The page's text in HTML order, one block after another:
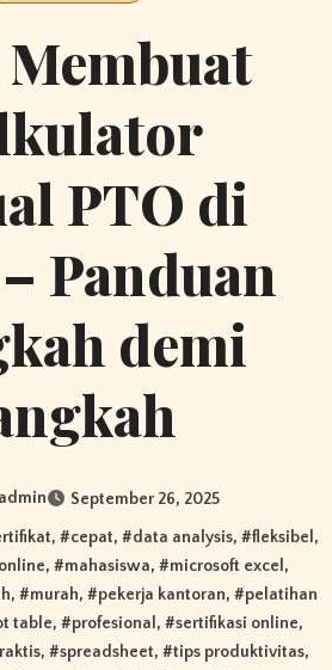
PTO di
Panduan
demi
admin September 26, 2025
, #cepat, #data analysis, #fleksibel,
, #mahasiswa, #microsoft excel,
, #murah, #pekerja kantoran, #pelatihan
table, #profesional, #sertifikasi online,
, #spreadsheet, #tips produktivitas,